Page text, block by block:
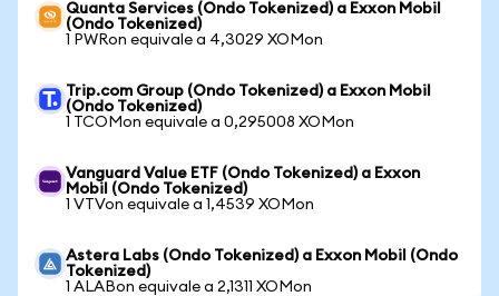
Quanta Services (Ondo Tokenized) a Exxon Mobil
(Ondo Tokenized)
1 PWRon equivale a 4,3029 XOMon
Trip.com Group (Ondo Tokenized) a Exxon Mobil
(Ondo Tokenized)
1 TCOMon equivale a 0,295008 XOMon
Vanguard Value ETF (Ondo Tokenized) a Exxon
Mobil (Ondo Tokenized)
1 VTVon equivale a 1,4539 XOMon
Astera Labs (Ondo Tokenized) a Exxon Mobil (Ondo
Tokenized)
1 ALABon equivale a 2,1311 XOMon